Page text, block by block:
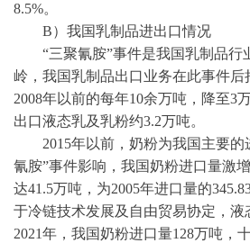
8.5%。
B） 我国乳制品进出口情况
“三聚氰胺”事件是我国乳制品行
岭，我国乳制品出口业务在此事件后
2008年以前的每年10余万吨，降至3
出口液态乳及乳粉约3.2万吨。
2015年以前，奶粉为我国主要
氰胺”事件影响，我国奶粉进口量激
达41.5万吨，为2005年进口量的
于冷链技术发展及自由贸易协定，液
2021年，我国奶粉进口量128万吨，